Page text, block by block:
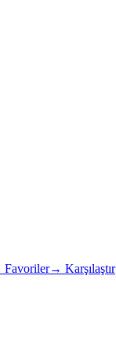
Favoriler→ Karşılaştır